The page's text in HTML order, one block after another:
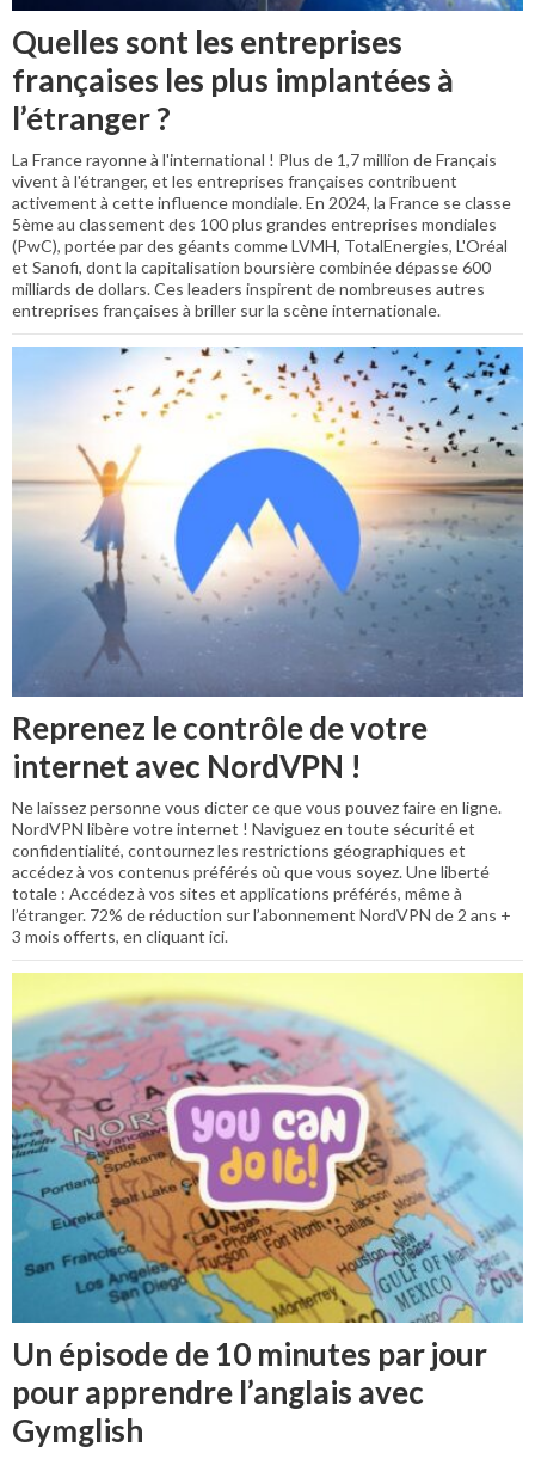
Quelles sont les entreprises
françaises les plus implantées à
l’étranger ?
La France rayonne à l'international ! Plus de 1,7 million de Français
vivent à l'étranger, et les entreprises françaises contribuent
activement à cette influence mondiale. En 2024, la France se classe
5ème au classement des 100 plus grandes entreprises mondiales
(PwC), portée par des géants comme LVMH, TotalEnergies, L'Oréal
et Sanofi, dont la capitalisation boursière combinée dépasse 600
milliards de dollars. Ces leaders inspirent de nombreuses autres
entreprises françaises à briller sur la scène internationale.
Reprenez le contrôle de votre
internet avec NordVPN !
Ne laissez personne vous dicter ce que vous pouvez faire en ligne.
NordVPN libère votre internet ! Naviguez en toute sécurité et
confidentialité, contournez les restrictions géographiques et
accédez à vos contenus préférés où que vous soyez. Une liberté
totale : Accédez à vos sites et applications préférés, même à
l’étranger. 72% de réduction sur l’abonnement NordVPN de 2 ans +
3 mois offerts, en cliquant ici.
Un épisode de 10 minutes par jour
pour apprendre l’anglais avec
Gymglish